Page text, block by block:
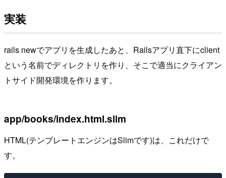
実装
rails newでアプリを生成したあと、Railsアプリ直下にclient
という名前でディレクトリを作り、そこで適当にクライアン
トサイド開発環境を作ります。
app/books/index.html.slim
HTML(テンプレートエンジンはSlimです)は、これだけで
す。